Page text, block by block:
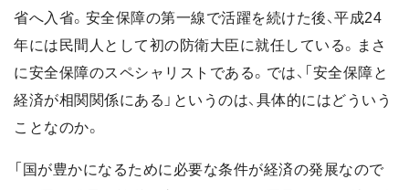
省へ入省。安全保障の第一線で活躍を続けた後、平成24
年には民間人として初の防衛大臣に就任している。まさ
に安全保障のスペシャリストである。では、「安全保障と
経済が相関関係にある」というのは、具体的にはどういう
ことなのか。
「国が豊かになるために必要な条件が経済の発展なので